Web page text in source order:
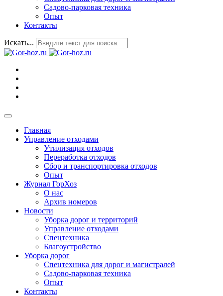
Садово-парковая техника
Опыт
Контакты
Искать...
Главная
Управление отходами
Утилизация отходов
Переработка отходов
Сбор и транспортировка отходов
Опыт
Журнал ГорХоз
О нас
Архив номеров
Новости
Уборка дорог и территорий
Управление отходами
Спецтехника
Благоустройство
Уборка дорог
Спецтехника для дорог и магистралей
Садово-парковая техника
Опыт
Контакты